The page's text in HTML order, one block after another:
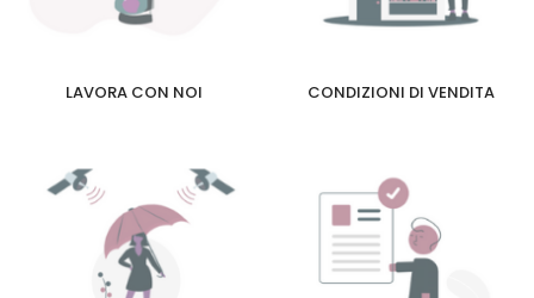
LAVORA CON NOI CONDIZIONI DI VENDITA